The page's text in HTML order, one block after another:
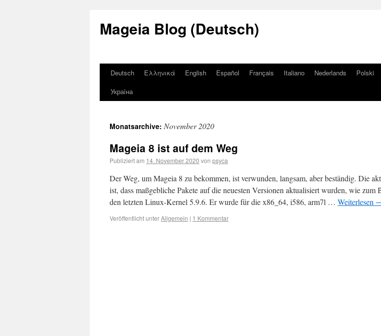
Mageia Blog (Deutsch)
Deutsch Ελληνικά English Español Français Italiano Nederlands Polski
Україна
Monatsarchive: November 2020
Mageia 8 ist auf dem Weg
Publiziert am 14. November 2020 von psyca
Der Weg, um Mageia 8 zu bekommen, ist verwunden, langsam, aber beständig. Die
ist, dass maßgebliche Pakete auf die neuesten Versionen aktualisiert wurden, wie zum
den letzten Linux-Kernel 5.9.6. Er wurde für die x86_64, i586, arm7l … Weiterlesen
Veröffentlicht unterAllgemein | 1 Kommentar